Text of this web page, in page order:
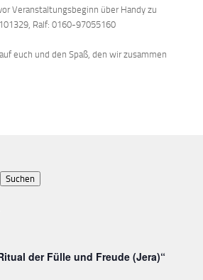
Veranstaltungsbeginn über Handy zu
Ralf: 0160-97055160
euch und den Spaß, den wir zusammen
Suchen
der Fülle und Freude (Jera)“